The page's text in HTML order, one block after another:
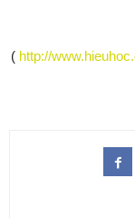
( http://